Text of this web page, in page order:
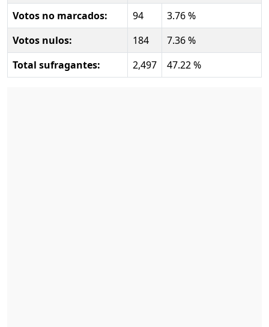
Votos no marcados:
94
3.76 %
Votos nulos:
184
7.36 %
Total sufragantes:
2,497 47.22 %